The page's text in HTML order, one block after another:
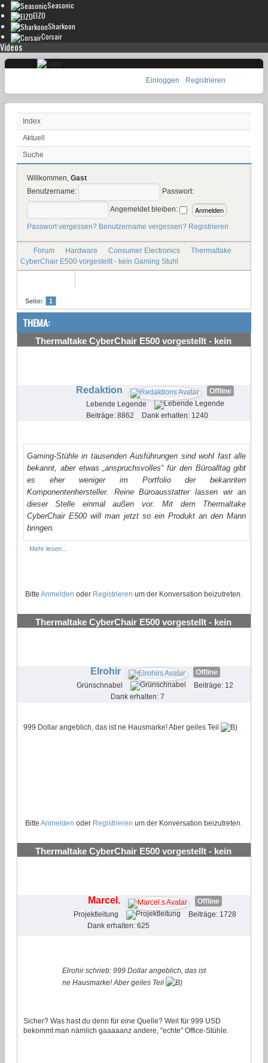
Seasonic
EIZO
Sharkoon
Corsair
Videos
Einloggen Registrieren
Index
Aktuell
Suche
Willkommen, Gast
Benutzername:
Passwort:
Angemeldet bleiben:
Passwort vergessen? Benutzername vergessen? Registrieren
Forum Hardware Consumer Electronics
Thermaltake
CyberChair E500 vorgestellt - kein Gaming Stuhl
Seite: 1
THEMA:
Thermaltake CyberChair E500 vorgestellt - kein
Redaktion
Offline
Lebende Legende
Beiträge: 8862
Dank erhalten: 1240
Gaming-Stühle in tausenden Ausführungen sind wohl fast alle
bekannt, aber etwas „anspruchsvolles“ für den Büroalltag gibt
es eher weniger im Portfolio der bekannten
Komponentenhersteller. Reine Büroausstatter lassen wir an
dieser Stelle einmal außen vor. Mit dem Thermaltake
CyberChair E500 will man jetzt so ein Produkt an den Mann
bringen.
Mehr lesen...
Bitte Anmelden oder Registrieren um der Konversation beizutreten.
Thermaltake CyberChair E500 vorgestellt - kein
Elrohir
Offline
Grünschnabel
Beiträge: 12
Dank erhalten: 7
999 Dollar angeblich, das ist ne Hausmarke! Aber geiles Teil
Bitte Anmelden oder Registrieren um der Konversation beizutreten.
Thermaltake CyberChair E500 vorgestellt - kein
Marcel.
Offline
Projektleitung
Beiträge: 1728
Dank erhalten: 625
Elrohir schrieb: 999 Dollar angeblich, das ist
ne Hausmarke! Aber geiles Teil
Sicher? Was hast du denn für eine Quelle? Weil für 999 USD
bekommt man nämlich gaaaaanz andere, "echte" Office-Stühle.